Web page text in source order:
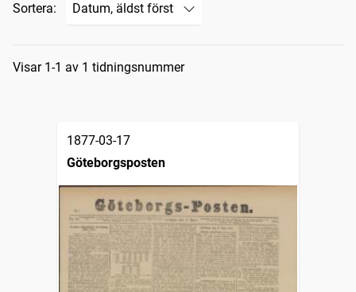
Sortera:
Sökresultat
Visar 1-1 av 1 tidningsnummer
1877-03-17
Göteborgsposten